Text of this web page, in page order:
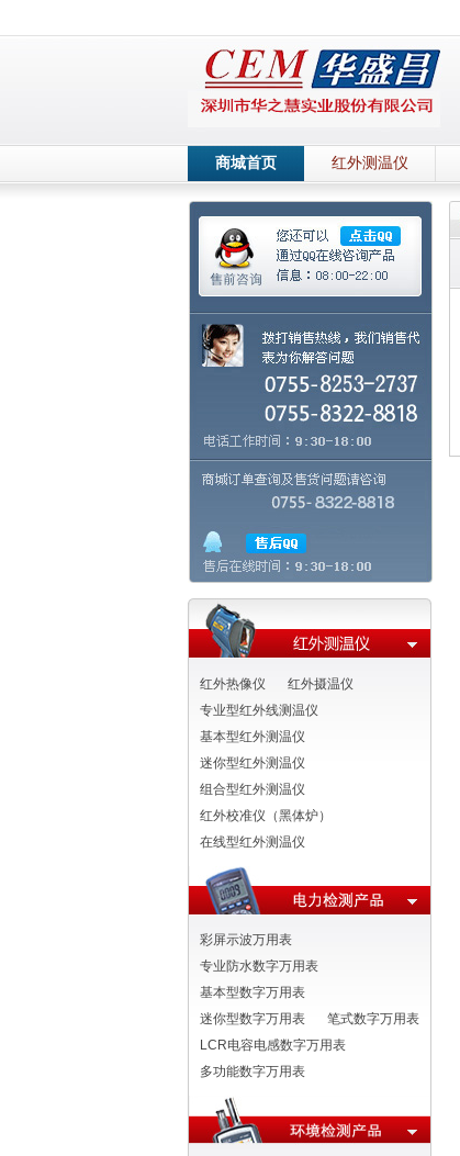
商城首页 红外测温仪
红外热像仪
红外摄温仪
专业型红外线测温仪
基本型红外测温仪
迷你型红外测温仪
组合型红外测温仪
红外校准仪（黑体炉）
在线型红外测温仪
彩屏示波万用表
专业防水数字万用表
基本型数字万用表
迷你型数字万用表
笔式数字万用表
LCR电容电感数字万用表
多功能数字万用表